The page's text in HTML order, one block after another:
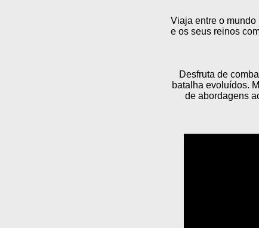
Viaja entre o
e os seus reinos
Desfruta de
batalha evoluídos.
de abordagens